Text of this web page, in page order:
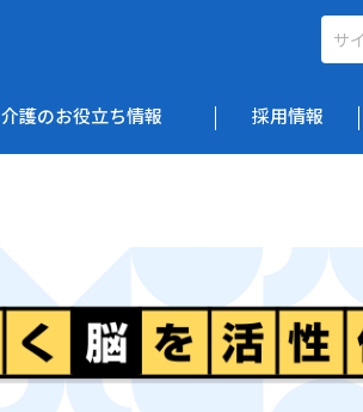
介護のお役立ち情報 採用情報